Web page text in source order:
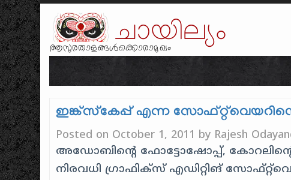
ചായില്യം
ആസുരതാളങ്ങൾക്കൊരാമുഖം
ഇങ്ക്‌സ്കേപ്പ് എന്ന സോഫ്റ്റ്‌വെയറിനെ
Posted on October 1, 2011 by Rajesh
അഡോബിന്റെ ഫോട്ടോഷോപ്പ്,
നിരവധി ഗ്രാഫിക്സ് എഡിറ്റിങ്